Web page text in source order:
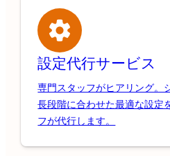
設定代行サービス
専門スタッフがヒアリング。
長段階に合わせた最適な設定
フが代行します。